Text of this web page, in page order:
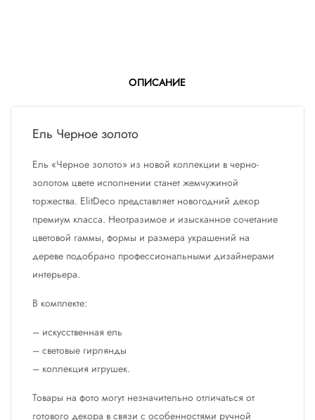
ОПИСАНИЕ
Ель Черное золото
Ель «Черное золото» из новой коллекции в черно-
золотом цвете исполнении станет жемчужиной
торжества. ElitDeco представляет новогодний декор
премиум класса. Неотразимое и изысканное сочетание
цветовой гаммы, формы и размера украшений на
дереве подобрано профессиональными дизайнерами
интерьера.
В комплекте:
– искусственная ель
– световые гирлянды
– коллекция игрушек.
Товары на фото могут незначительно отличаться от
готового декора в связи с особенностями ручной